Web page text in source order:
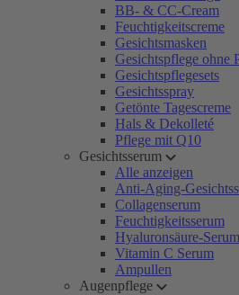
BB- & CC-Cream
Feuchtigkeitscreme
Gesichtsmasken
Gesichtspflege ohne
Gesichtspflegesets
Gesichtsspray
Getönte Tagescreme
Hals & Dekolleté
Pflege mit Q10
Gesichtsserum
Alle anzeigen
Anti-Aging-
Collagenserum
Feuchtigkeitsserum
Hyaluronsäure-Serum
Vitamin C Serum
Ampullen
Augenpflege